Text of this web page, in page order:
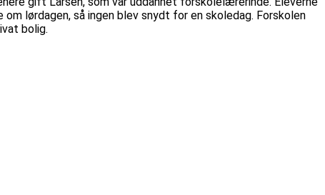
om lørdagen, så ingen blev snydt for en skoledag. Forskolen
bolig.